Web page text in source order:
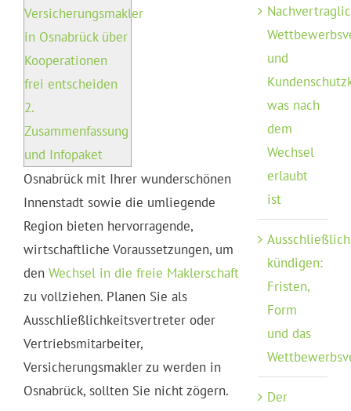
Versicherungsmakler
in Osnabrück über
Kooperationen
frei entscheiden
2.
Zusammenfassung
und Infopaket
Osnabrück mit Ihrer wunderschönen
Innenstadt sowie die umliegende
Region bieten hervorragende,
wirtschaftliche Voraussetzungen, um
den Wechsel in die freie Maklerschaft
zu vollziehen. Planen Sie als
Ausschließlichkeitsvertreter oder
Vertriebsmitarbeiter,
Versicherungsmakler zu werden in
Osnabrück, sollten Sie nicht zögern.
und
was nach
dem
Wechsel
erlaubt
ist
kündigen:
Fristen,
Form
und das
Der